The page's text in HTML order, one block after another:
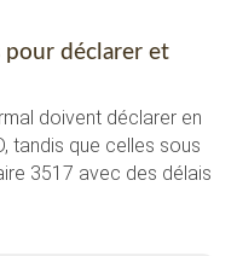
pour déclarer et
doivent déclarer en
tandis que celles sous
3517 avec des délais